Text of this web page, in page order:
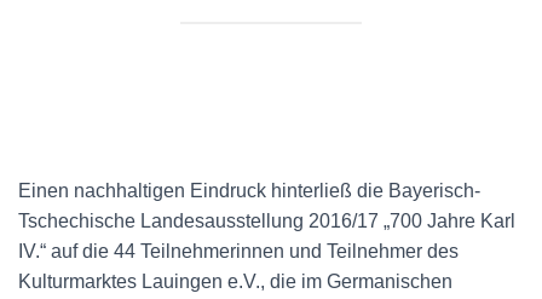
Einen nachhaltigen Eindruck hinterließ die Bayerisch-
Tschechische Landesausstellung 2016/17 „700 Jahre Karl
IV.“ auf die 44 Teilnehmerinnen und Teilnehmer des
Kulturmarktes Lauingen e.V., die im Germanischen